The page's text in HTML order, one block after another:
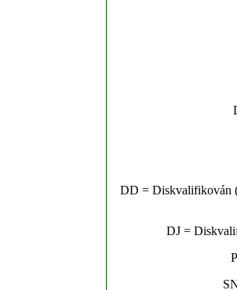
DD = Diskvalifikován
DJ =